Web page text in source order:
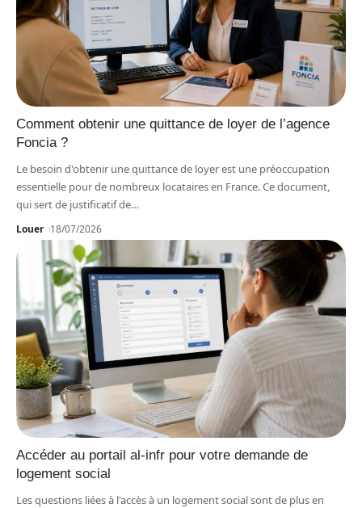
Comment obtenir une quittance de loyer de l’agence
Foncia ?
Le besoin d'obtenir une quittance de loyer est une préoccupation
essentielle pour de nombreux locataires en France. Ce document,
qui sert de justificatif de…
Louer 18/07/2026
Accéder au portail al-infr pour votre demande de
logement social
Les questions liées à l'accès à un logement social sont de plus en